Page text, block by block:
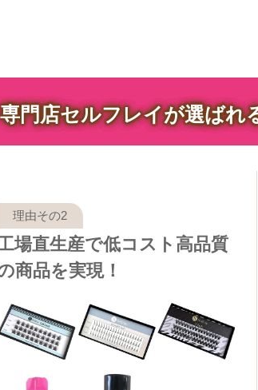
門店セルフレイが選ばれ
場直生産で低コスト高品質
商品を実現！